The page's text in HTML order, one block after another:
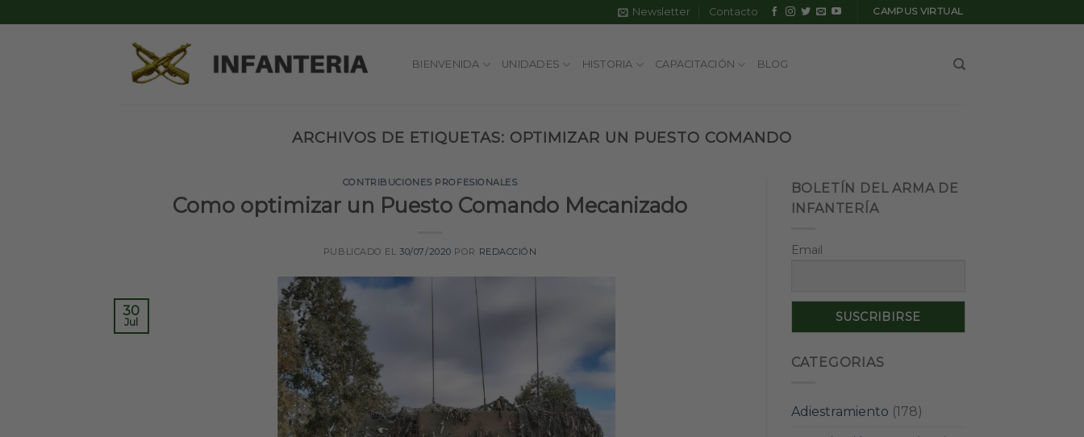
to
Newsletter Contacto CAMPUS VIRTUAL
BIENVENIDA UNIDADES HISTORIA CAPACITACIÓN BLOG
ARCHIVOS DE ETIQUETAS: OPTIMIZAR UN PUESTO COMANDO
CONTRIBUCIONES PROFESIONALES
Como optimizar un Puesto Comando Mecanizado
PUBLICADO EL 30/07/2020 POR REDACCIÓN
30
Jul
BOLETÍN DEL ARMA DE
INFANTERÍA
Email
CATEGORIAS
Adiestramiento (178)